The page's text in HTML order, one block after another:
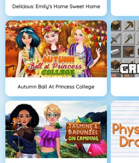
Delicious: Emily's Home Sweet Home
Autumn Ball At Princess College